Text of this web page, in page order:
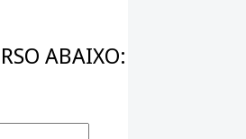
ABAIXO: